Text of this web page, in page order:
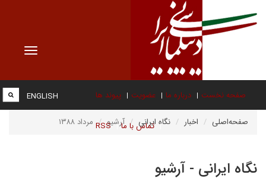
Toggle
صفحه نخست درباره ما عضویت پیوند ها
تماس با ما RSS
ENGLISH
صفحه‌اصلی اخبار نگاه ایرانی آرشیو مرداد ۱۳۸۸
نگاه ایرانی - آرشیو